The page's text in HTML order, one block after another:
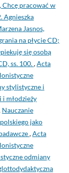
Chcę pracować w
Agnieszka
Jasnos,
na płycie CD;
się osobą
ss. 100.,Acta
stylistyczne i
i młodzieży
Nauczanie
jako
,Acta
odmiany